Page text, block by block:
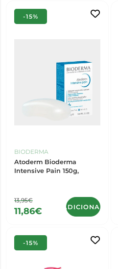
-15%
BIODERMA
Atoderm Bioderma
Intensive Pain 150g,
13,95€
11,86€ ADICIONAR
-15%